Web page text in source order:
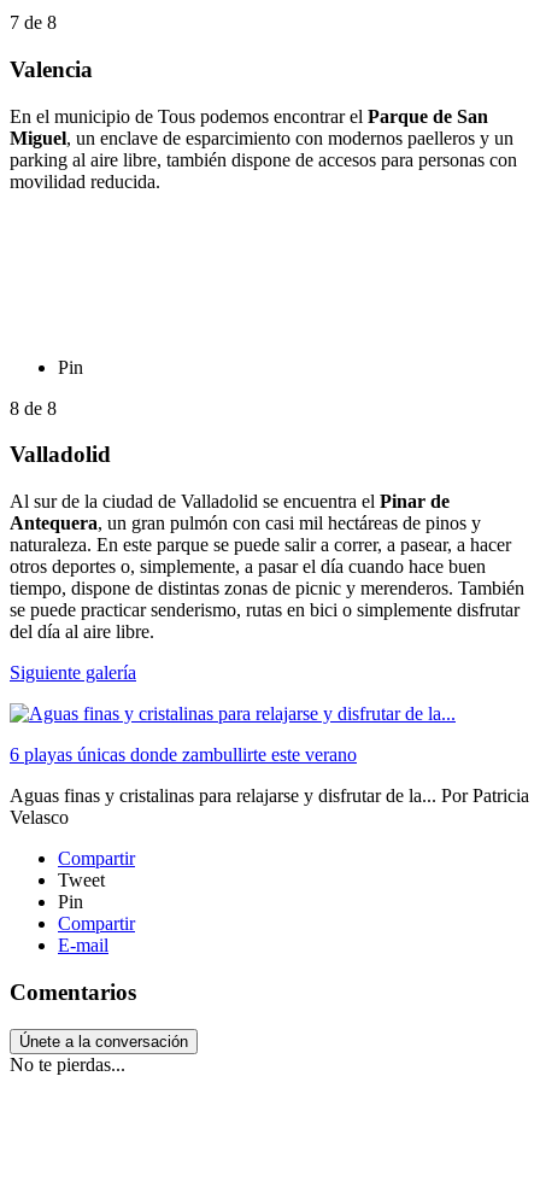
7 de 8
Valencia
En el municipio de Tous podemos encontrar el Parque de San
Miguel, un enclave de esparcimiento con modernos paelleros y un
parking al aire libre, también dispone de accesos para personas con
movilidad reducida.
Pin
8 de 8
Valladolid
Al sur de la ciudad de Valladolid se encuentra el Pinar de
Antequera, un gran pulmón con casi mil hectáreas de pinos y
naturaleza. En este parque se puede salir a correr, a pasear, a hacer
otros deportes o, simplemente, a pasar el día cuando hace buen
tiempo, dispone de distintas zonas de picnic y merenderos. También
se puede practicar senderismo, rutas en bici o simplemente disfrutar
del día al aire libre.
Siguiente galería
6 playas únicas donde zambullirte este verano
Aguas finas y cristalinas para relajarse y disfrutar de la... PorPatricia
Velasco
Compartir
Tweet
Pin
Compartir
E-mail
Comentarios
Únete a la conversación
No te pierdas...